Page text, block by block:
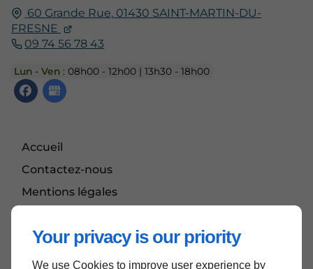
Your privacy is our priority
We use Cookies to improve user experience by
60 Grande Rue, 01430 SAINT-MARTIN-DU-
FRESNE
09 74 56 78 43
Lun - Ven : 08h00 - 12h00 | 13h30 - 18h00
Accueil
Contactez-nous
Mentions légales